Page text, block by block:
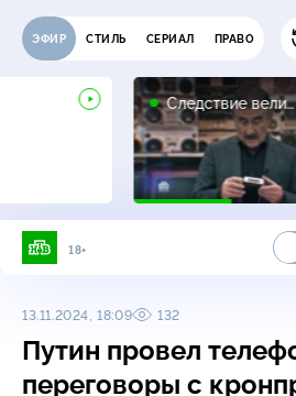
ЭФИР СТИЛЬ СЕРИАЛ ПРАВО
Следствие
18+
13.11.2024, 18:09 132
Путин провел
переговоры с